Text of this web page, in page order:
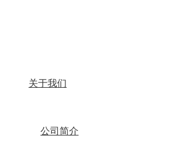
关于我们
公司简介